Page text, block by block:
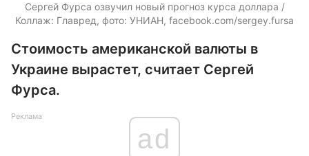
Сергей Фурса озвучил новый прогноз курса доллара /
Коллаж: Главред, фото: УНИАН, facebook.com/sergey.fursa
Стоимость американской валюты в
Украине вырастет, считает Сергей
Фурса.
Реклама
ad